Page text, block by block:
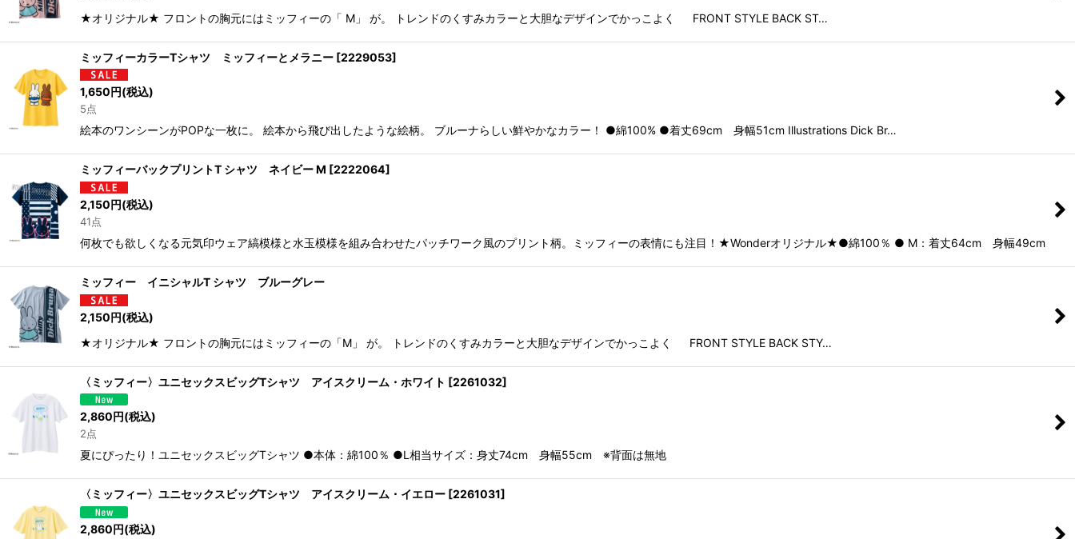
★オリジナル★ フロントの胸元にはミッフィーの「 M」 が。 トレンドのくすみカラーと大胆なデザインでかっこよく FRONT STYLE BACK ST…
ミッフィーカラーTシャツ ミッフィーとメラニー [2229053]
1,650円(税込)
5点
絵本のワンシーンがPOPな一枚に。 絵本から飛び出したような絵柄。 ブルーナらしい鮮やかなカラー！ ●綿100% ●着丈69cm 身幅51cm Illustrations Dick Br…
ミッフィーバックプリントT シャツ ネイビー M [2222064]
2,150円(税込)
41点
何枚でも欲しくなる元気印ウェア縞模様と水玉模様を組み合わせたパッチワーク風のプリント柄。ミッフィーの表情にも注目！★Wonderオリジナル★●綿100％ ● M：着丈64cm 身幅49cm
ミッフィー イニシャルT シャツ ブルーグレー
2,150円(税込)
★オリジナル★ フロントの胸元にはミッフィーの「M」 が。 トレンドのくすみカラーと大胆なデザインでかっこよく FRONT STYLE BACK STY…
〈ミッフィー〉ユニセックスビッグTシャツ アイスクリーム・ホワイト [2261032]
2,860円(税込)
2点
夏にぴったり！ユニセックスビッグTシャツ ●本体：綿100％ ●L相当サイズ：身丈74cm 身幅55cm ※背面は無地
〈ミッフィー〉ユニセックスビッグTシャツ アイスクリーム・イエロー [2261031]
2,860円(税込)